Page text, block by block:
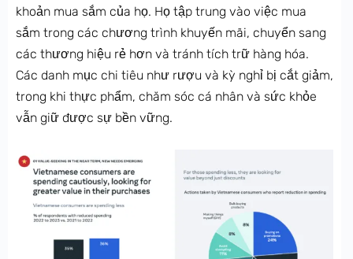
khoản mua sắm của họ. Họ tập trung vào việc mua
sắm trong các chương trình khuyến mãi, chuyển sang
các thương hiệu rẻ hơn và tránh tích trữ hàng hóa.
Các danh mục chi tiêu như rượu và kỳ nghỉ bị cắt giảm,
trong khi thực phẩm, chăm sóc cá nhân và sức khỏe
vẫn giữ được sự bền vững.